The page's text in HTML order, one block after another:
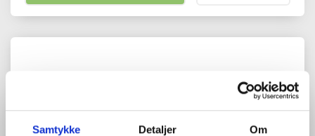
Samtykke Detaljer Om